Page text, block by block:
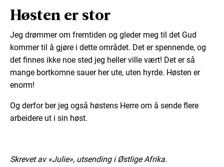
Høsten er stor
Jeg drømmer om fremtiden og gleder meg til det Gud
kommer til å gjøre i dette området. Det er spennende, og
det finnes ikke noe sted jeg heller ville vært! Det er så
mange bortkomne sauer her ute, uten hyrde. Høsten er
enorm!
Og derfor ber jeg også høstens Herre om å sende flere
arbeidere ut i sin høst.
Skrevet av «Julie», utsending i Østlige Afrika.